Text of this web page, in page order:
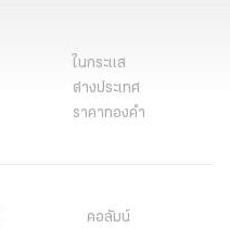
ในกระแส
ต่างประเทศ
ราคาทองคำ
คอลัมน์